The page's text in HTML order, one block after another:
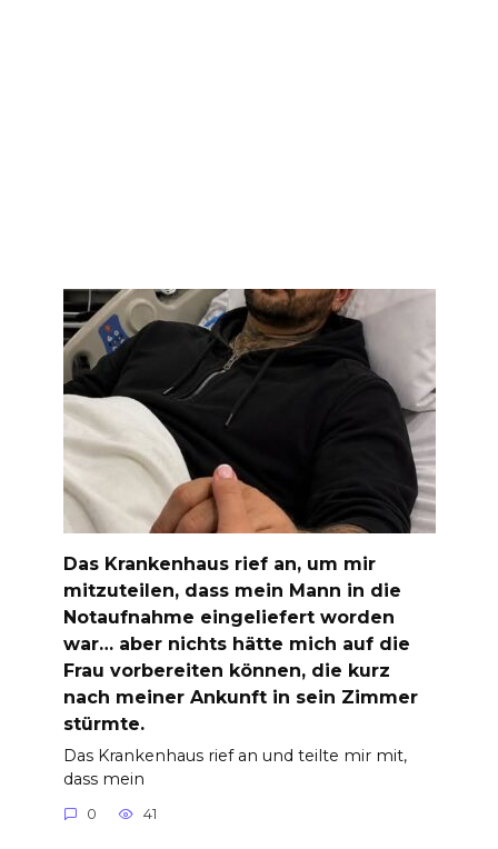
Das Krankenhaus rief an, um mir
mitzuteilen, dass mein Mann in die
Notaufnahme eingeliefert worden
war… aber nichts hätte mich auf die
Frau vorbereiten können, die kurz
nach meiner Ankunft in sein Zimmer
stürmte.
Das Krankenhaus rief an und teilte mir mit,
dass mein
0 41